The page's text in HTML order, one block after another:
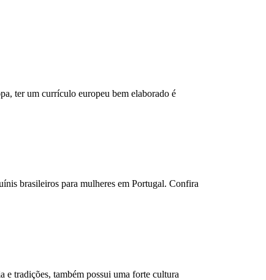
ter um currículo europeu bem elaborado é
brasileiros para mulheres em Portugal. Confira
tradições, também possui uma forte cultura